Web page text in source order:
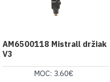
AM6500118 Mistrall držiak
V3
MOC: 3.60€